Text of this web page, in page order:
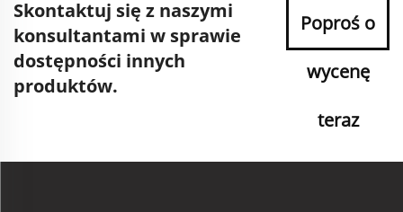
Skontaktuj się z naszymi
konsultantami w sprawie
dostępności innych
produktów.
Poproś o
wycenę
teraz